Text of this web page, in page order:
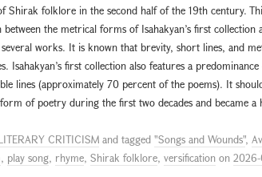
Shirak folklore in the second half of the 19th century.
between the metrical forms of Isahakyan’s first
several works. It is known that brevity, short lines, and
Isahakyan’s first collection also features a
lines (approximately 70 percent of the poems). It
of poetry during the first two decades and became a
CRITICISM and tagged "Songs and Wounds",
, play song, rhyme, Shirak folklore, versification on